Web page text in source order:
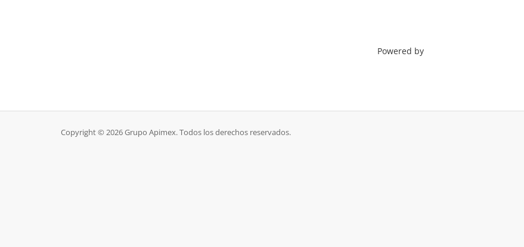
Powered by
Copyright © 2026 Grupo Apimex. Todos los derechos reservados.